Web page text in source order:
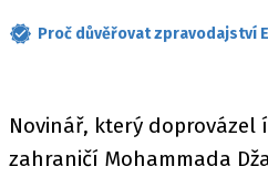
Proč důvěřovat zpravodajství
Novinář, který doprovázel
zahraničí Mohammada